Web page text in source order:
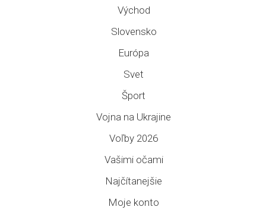
Východ
Slovensko
Európa
Svet
Šport
Vojna na Ukrajine
Voľby 2026
Vašimi očami
Najčítanejšie
Moje konto